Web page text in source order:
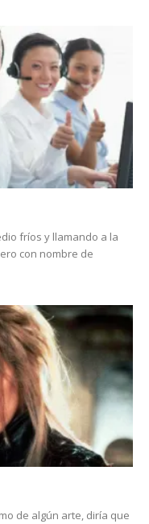
fríos y llamando a la
con nombre de
de algún arte, diría que